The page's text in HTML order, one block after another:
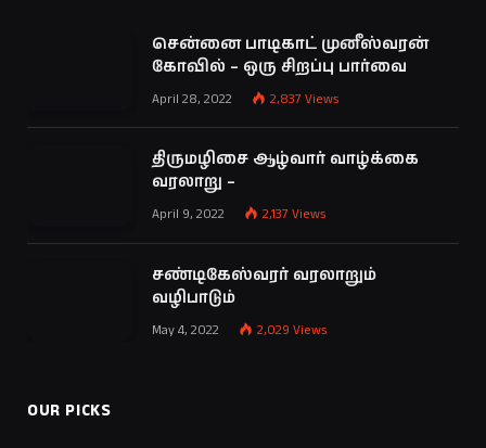
சென்னை பாடிகாட் முனீஸ்வரன்
கோவில் – ஒரு சிறப்பு பார்வை
April 28, 2022 2,837 Views
திருமழிசை ஆழ்வார் வாழ்க்கை
வரலாறு –
April 9, 2022 2,137 Views
சண்டிகேஸ்வரர் வரலாறும்
வழிபாடும்
May 4, 2022 2,029 Views
OUR PICKS